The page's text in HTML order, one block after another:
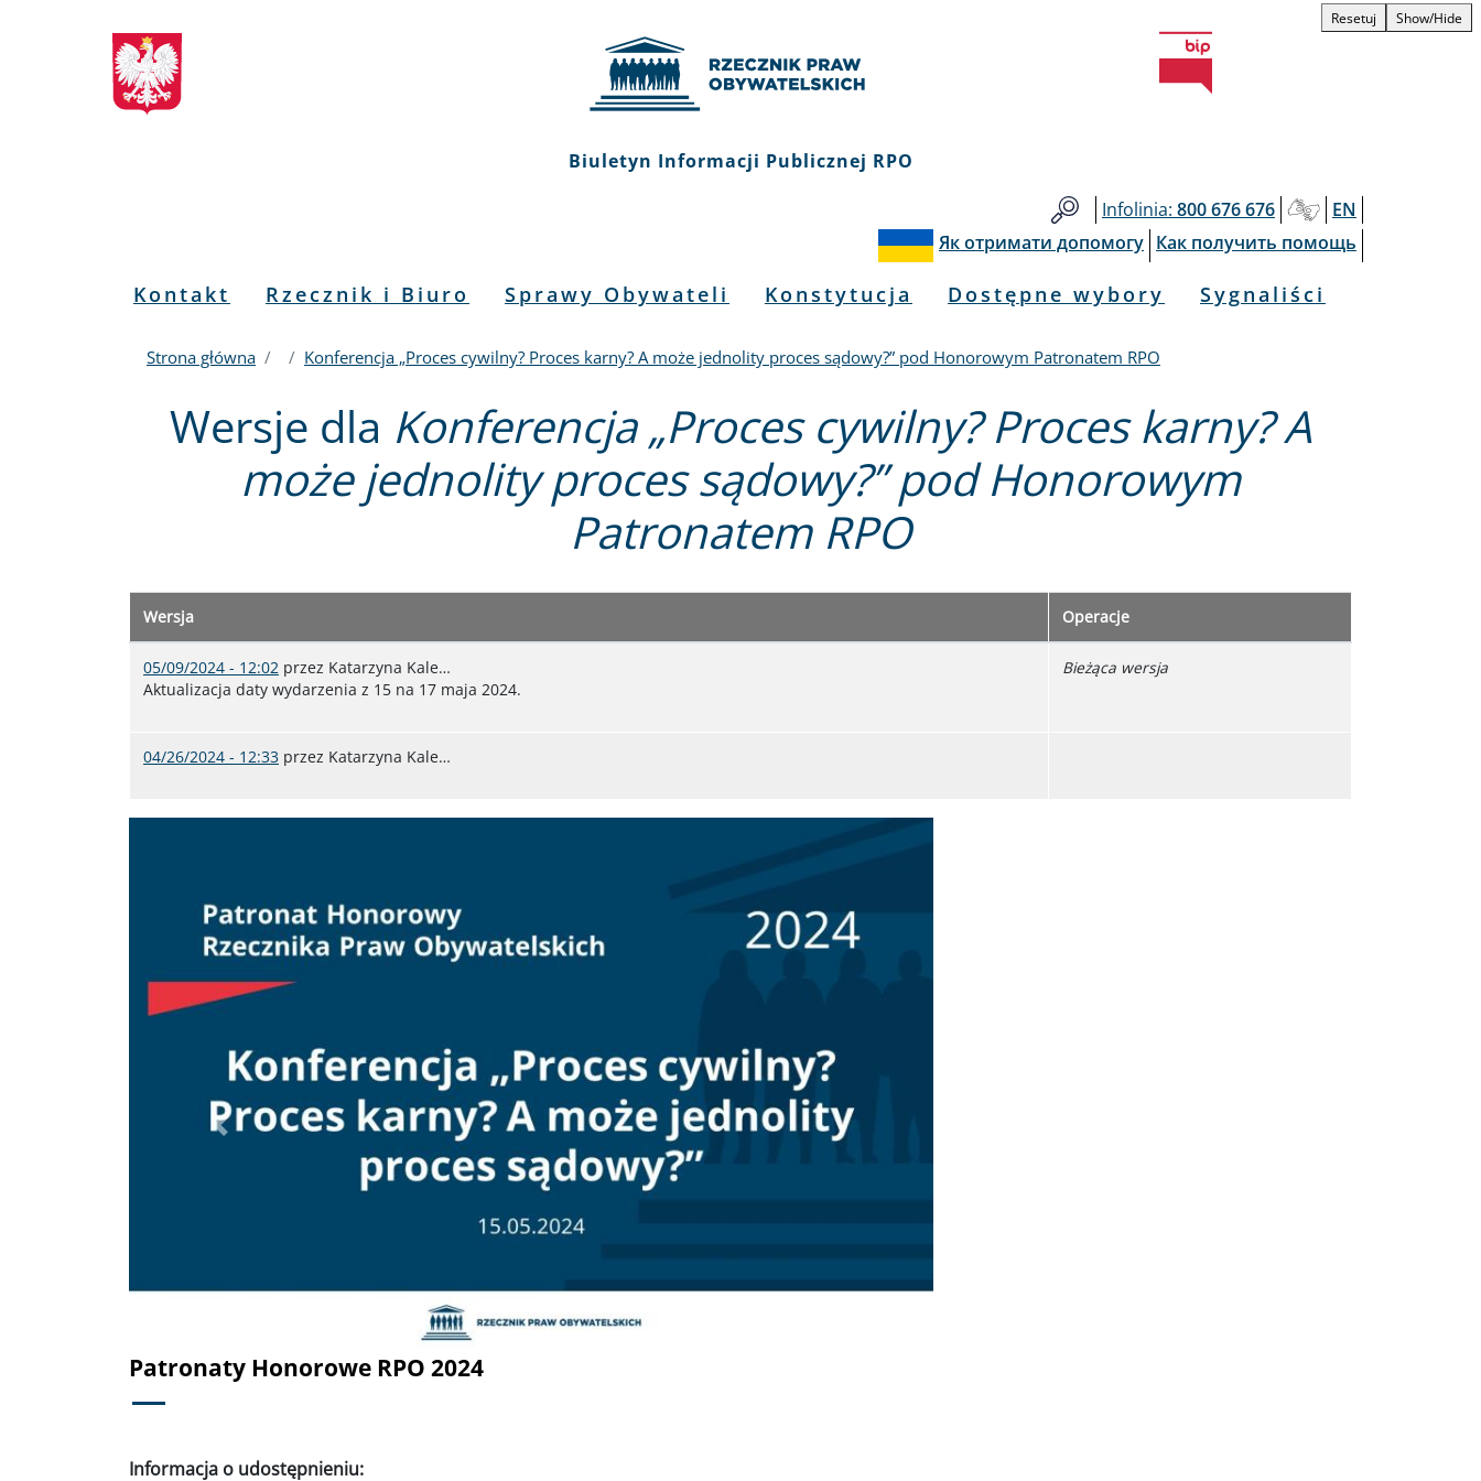
Biuletyn
Informacji
Publicznej
Resetuj Show/Hide
Biuletyn Informacji Publicznej RPO
Infolinia: 800 676 676
EN
Як отримати допомогу Как получить помощь
Menu
Kontakt Rzecznik i Biuro Sprawy Obywateli Konstytucja Dostępne wybory Sygnaliści
Strona główna Konferencja „Proces cywilny? Proces karny? A może jednolity proces sądowy?” pod Honorowym Patronatem RPO
Wersje dla Konferencja „Proces cywilny? Proces karny? A
może jednolity proces sądowy?” pod Honorowym
Patronatem RPO
Wersja Operacje
05/09/2024 - 12:02 przez Katarzyna Kale…
Aktualizacja daty wydarzenia z 15 na 17 maja 2024.
Bieżąca wersja
04/26/2024 - 12:33 przez Katarzyna Kale…
Patronaty Honorowe RPO 2024
Poprzednie
Informacja o udostępnieniu: